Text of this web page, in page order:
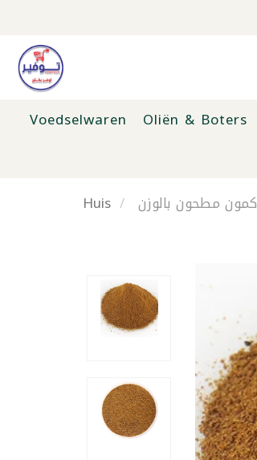
Voedselwaren Oliën & Boters
Huis
كمون مطحون بالوزن